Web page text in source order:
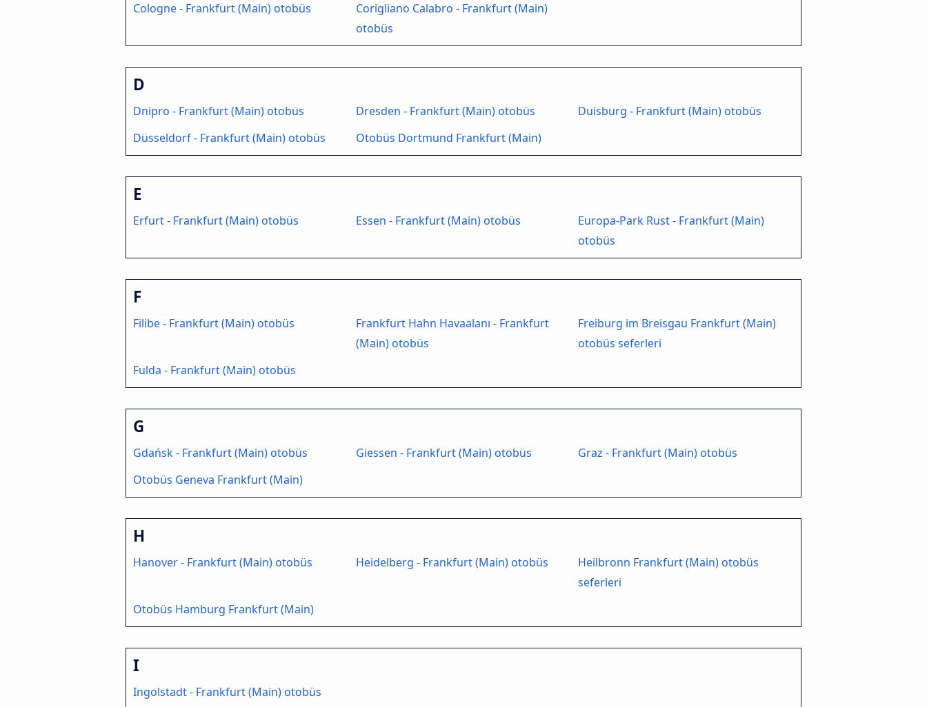
Cologne - Frankfurt (Main) otobüs
Corigliano Calabro - Frankfurt (Main)
otobüs
D
Dnipro - Frankfurt (Main) otobüs Dresden - Frankfurt (Main) otobüs
Duisburg - Frankfurt (Main) otobüs
Düsseldorf - Frankfurt (Main) otobüs
Otobüs Dortmund Frankfurt (Main)
E
Erfurt - Frankfurt (Main) otobüs Essen - Frankfurt (Main) otobüs
Europa-Park Rust - Frankfurt (Main)
otobüs
F
Filibe - Frankfurt (Main) otobüs
Frankfurt Hahn Havaalanı - Frankfurt
(Main) otobüs
Freiburg im Breisgau Frankfurt (Main)
otobüs seferleri
Fulda - Frankfurt (Main) otobüs
G
Gdańsk - Frankfurt (Main) otobüs Giessen - Frankfurt (Main) otobüs
Graz - Frankfurt (Main) otobüs
Otobüs Geneva Frankfurt (Main)
H
Hanover - Frankfurt (Main) otobüs Heidelberg - Frankfurt (Main) otobüs
Heilbronn Frankfurt (Main) otobüs
seferleri
Otobüs Hamburg Frankfurt (Main)
I
Ingolstadt - Frankfurt (Main) otobüs